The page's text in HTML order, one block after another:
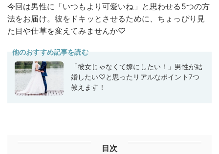
今回は男性に「いつもより可愛いね」と思わせる5つの方
法をお届け。彼をドキッとさせるために、ちょっぴり見
た目や仕草を変えてみませんか♡
他のおすすめ記事を読む
「彼女じゃなくて嫁にしたい！」男性が結
婚したい♡と思ったリアルなポイント7つ
教えます！
目次